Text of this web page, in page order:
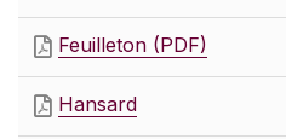
Feuilleton (PDF)
Hansard